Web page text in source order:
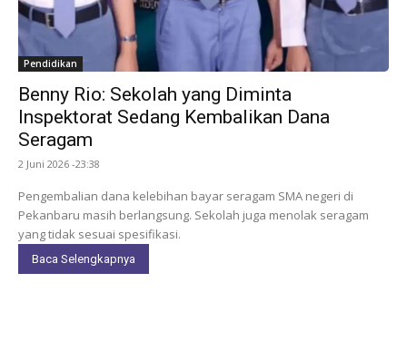
Pendidikan
Benny Rio: Sekolah yang Diminta
Inspektorat Sedang Kembalikan Dana
Seragam
2 Juni 2026 -23:38
Pengembalian dana kelebihan bayar seragam SMA negeri di
Pekanbaru masih berlangsung. Sekolah juga menolak seragam
yang tidak sesuai spesifikasi.
Baca Selengkapnya